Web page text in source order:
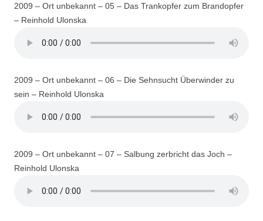
2009 – Ort unbekannt – 05 – Das Trankopfer zum Brandopfer
– Reinhold Ulonska
2009 – Ort unbekannt – 06 – Die Sehnsucht Überwinder zu
sein – Reinhold Ulonska
2009 – Ort unbekannt – 07 – Salbung zerbricht das Joch –
Reinhold Ulonska